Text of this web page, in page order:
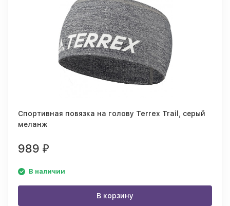
Спортивная повязка на голову Terrex Trail, серый
меланж
989 ₽
В наличии
В корзину